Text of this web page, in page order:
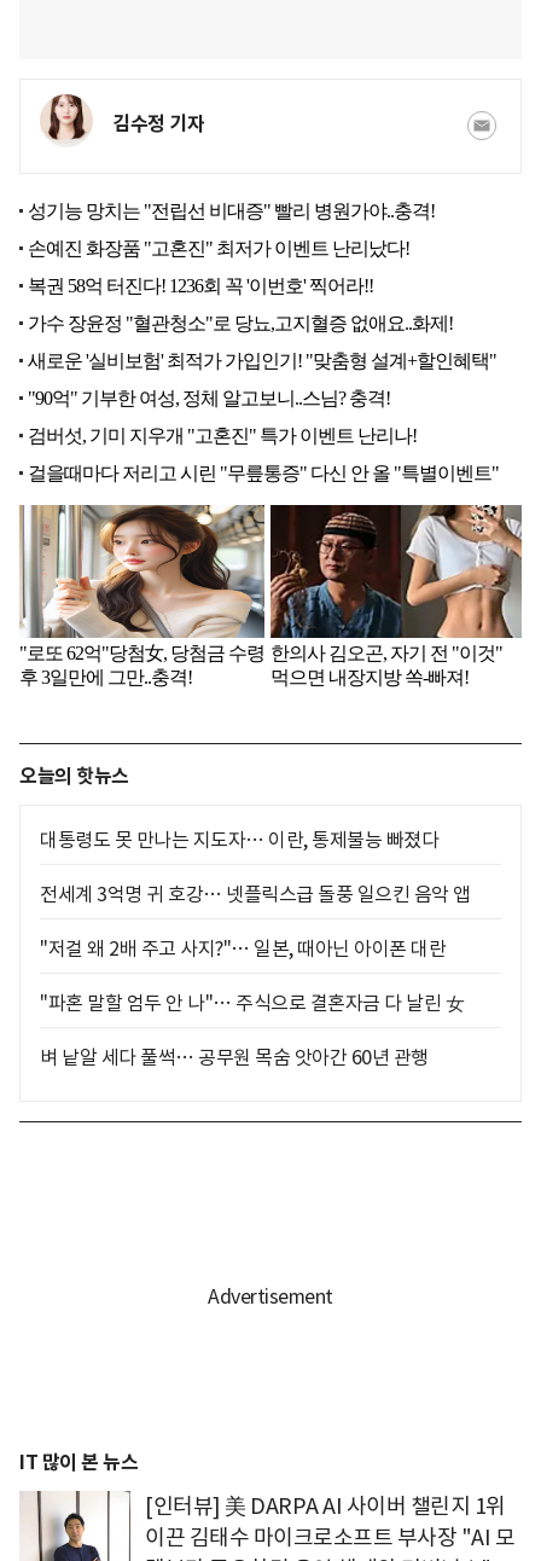
김수정 기자
오늘의 핫뉴스
대통령도 못 만나는 지도자… 이란, 통제불능 빠졌다
전세계 3억명 귀 호강… 넷플릭스급 돌풍 일으킨 음악 앱
"저걸 왜 2배 주고 사지?"… 일본, 때아닌 아이폰 대란
"파혼 말할 엄두 안 나"… 주식으로 결혼자금 다 날린 女
벼 낱알 세다 풀썩… 공무원 목숨 앗아간 60년 관행
IT 많이 본 뉴스
[인터뷰] 美 DARPA AI 사이버 챌린지 1위
이끈 김태수 마이크로소프트 부사장 "AI 모